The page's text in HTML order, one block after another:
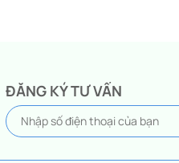
ĐĂNG KÝ TƯ VẤN